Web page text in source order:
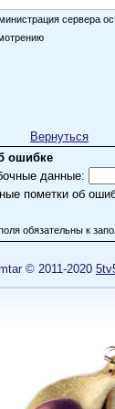
сервера
Вернуться
ошибке
данные:
пометки об
обязательны к
© 2011-2020